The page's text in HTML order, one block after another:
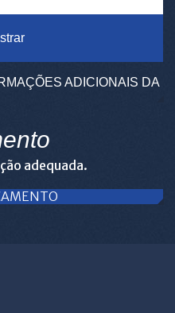
ADICIONAIS DA
adequada.